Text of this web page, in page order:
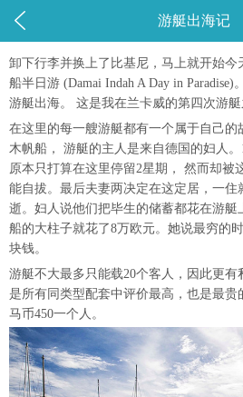
 游艇出海记
卸下行李并换上了比基尼，马上就开始
船半日游 (Damai Indah A Day in
游艇出海。 这是我在兰卡威的第四次游艇
在这里的每一艘游艇都有一个属于自己的
木帆船， 游艇的主人是来自德国的妇人。
原本只打算在这里停留2星期， 然而却被
能自拔。最后夫妻两决定在这定居，一住
逝。妇人说他们把毕生的储蓄都花在游艇
船的大柱子就花了8万欧元。她说最穷的
块钱。
游艇不大最多只能载20个客人，因此更
是所有同类型配套中评价最高，也是最贵
马币450一个人。